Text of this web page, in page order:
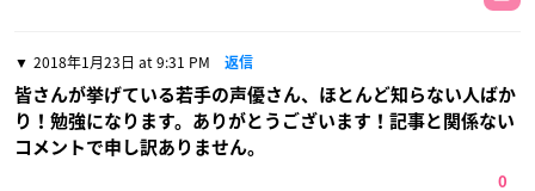
2018年1月23日 at 9:31 PM 返信
皆さんが挙げている若手の声優さん、ほとんど知らない人ばか
り！勉強になります。ありがとうございます！記事と関係ない
コメントで申し訳ありません。
0